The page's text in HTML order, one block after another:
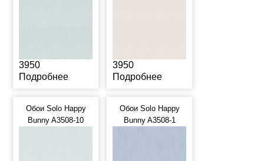
3950
Подробнее
3950
Подробнее
Обои Solo Happy
Bunny A3508-10
Обои Solo Happy
Bunny A3508-1